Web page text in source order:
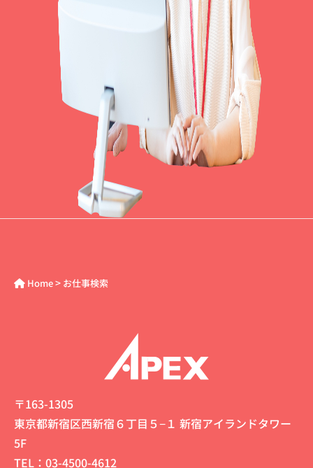
Home> お仕事検索
〒163-1305
東京都新宿区西新宿６丁目５−１ 新宿アイランドタワー
5F
TEL： 03-4500-4612